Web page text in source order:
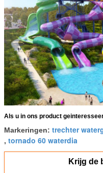
Als u in ons product
Markeringen: trechter
, tornado 60 waterdia
Krijg de